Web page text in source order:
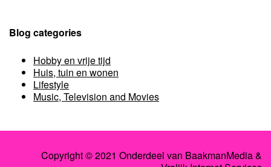
Blog categories
Hobby en vrije tijd
Huis, tuin en wonen
Lifestyle
Music, Television and Movies
Copyright © 2021 Onderdeel van BaakmanMedia&